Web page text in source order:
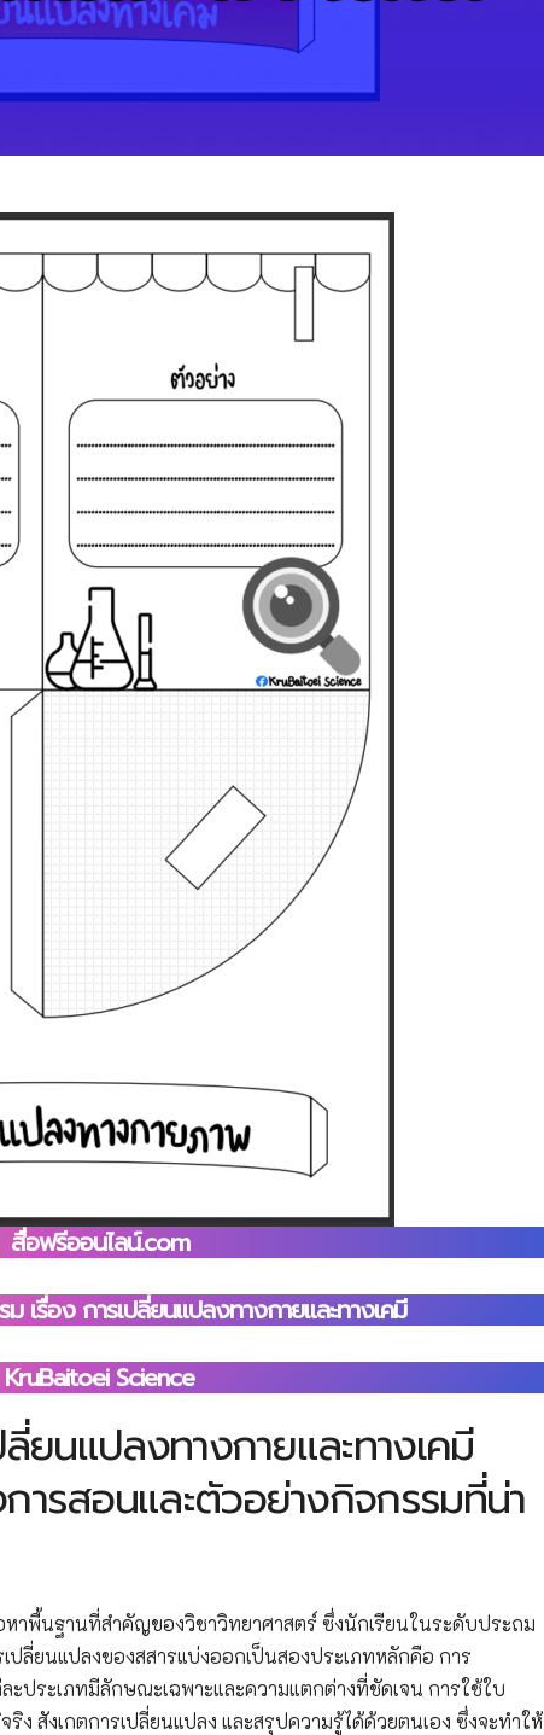
สื่อฟรีออนไลน์.com
ม เรื่อง การเปลี่ยนแปลงทางกายและทางเคมี
KruBaitoei Science
ยนแปลงทางกายและทางเคมี
ารสอนและตัวอย่างกิจกรรมที่น่า
หาพื้นฐานที่สำคัญของวิชาวิทยาศาสตร์ ซึ่งนักเรียนในระดับประถม
ปลี่ยนแปลงของสสารแบ่งออกเป็นสองประเภทหลักคือ การ
ะประเภทมีลักษณะเฉพาะและความแตกต่างที่ชัดเจน การใช้ใบ
สังเกตการเปลี่ยนแปลง และสรุปความรู้ได้ด้วยตนเอง ซึ่งจะทำให้